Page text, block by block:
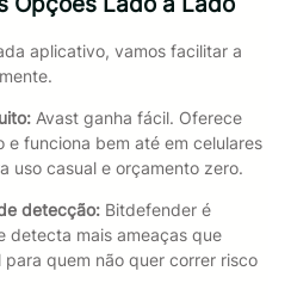
aplicativo, vamos facilitar a
Avast ganha fácil. Oferece
funciona bem até em celulares
uso casual e orçamento zero.
detecção:Bitdefender é
detecta mais ameaças que
quem não quer correr risco